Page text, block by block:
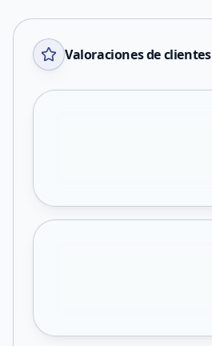
Valoraciones de clientes